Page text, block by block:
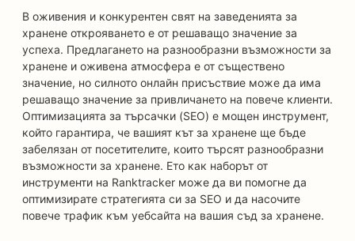
В оживения и конкурентен свят на заведенията за
хранене открояването е от решаващо значение за
успеха. Предлагането на разнообразни възможности за
хранене и оживена атмосфера е от съществено
значение, но силното онлайн присъствие може да има
решаващо значение за привличането на повече клиенти.
Оптимизацията за търсачки (SEO) е мощен инструмент,
който гарантира, че вашият кът за хранене ще бъде
забелязан от посетителите, които търсят разнообразни
възможности за хранене. Ето как наборът от
инструменти на Ranktracker може да ви помогне да
оптимизирате стратегията си за SEO и да насочите
повече трафик към уебсайта на вашия съд за хранене.